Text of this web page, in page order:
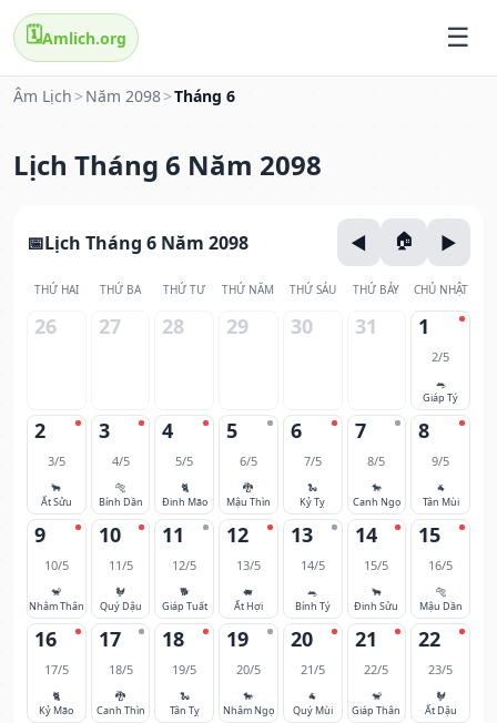
🗓️Amlich.org
Âm Lịch > Năm 2098>Tháng 6
Lịch Tháng 6 Năm 2098
Lịch Tháng 6 Năm 2098
THỨ HAI THỨ BA THỨ TƯ THỨ NĂM THỨ SÁU THỨ BẢY CHỦ NHẬT
26 27 28 29 30 31 1
2/5
🐀
Giáp Tý
2
3/5
🐂
Ất Sửu
3
4/5
🐅
Bính Dần
4
5/5
🐈
Đinh Mão
5
6/5
🐉
Mậu Thìn
6
7/5
🐍
Kỷ Tỵ
7
8/5
🐎
Canh Ngọ
8
9/5
🐐
Tân Mùi
9
10/5
🐒
Nhâm Thân
10
11/5
🐓
Quý Dậu
11
12/5
🐕
Giáp Tuất
12
13/5
🐖
Ất Hợi
13
14/5
🐀
Bính Tý
14
15/5
🐂
Đinh Sửu
15
16/5
🐅
Mậu Dần
16
17/5
🐈
Kỷ Mão
17
18/5
🐉
Canh Thìn
18
19/5
🐍
Tân Tỵ
19
20/5
🐎
Nhâm Ngọ
20
21/5
🐐
Quý Mùi
21
22/5
🐒
Giáp Thân
22
23/5
🐓
Ất Dậu